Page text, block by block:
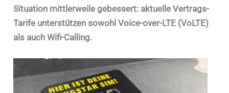
Situation mittlerweile gebessert: aktuelle Vertrags-
Tarife unterstützen sowohl Voice-over-LTE (VoLTE)
als auch Wifi-Calling.